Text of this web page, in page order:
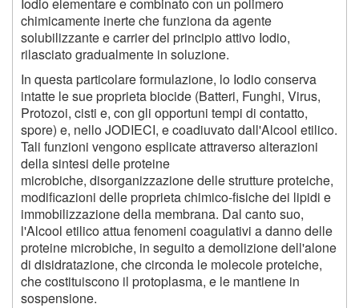
chimicamente inerte che funziona da agente
solubilizzante e carrier del principio attivo Iodio,
rilasciato gradualmente in soluzione.
In questa particolare formulazione, lo Iodio conserva
intatte le sue proprieta biocide (Batteri, Funghi, Virus,
Protozoi, cisti e, con gli opportuni tempi di contatto,
spore) e, nello JODIECI, e coadiuvato dall'Alcool etilico.
Tali funzioni vengono esplicate attraverso alterazioni
della sintesi delle proteine
microbiche, disorganizzazione delle strutture proteiche,
modificazioni delle proprieta chimico-fisiche dei lipidi e
immobilizzazione della membrana. Dal canto suo,
l'Alcool etilico attua fenomeni coagulativi a danno delle
proteine microbiche, in seguito a demolizione dell'alone
di disidratazione, che circonda le molecole proteiche,
che costituiscono il protoplasma, e le mantiene in
sospensione.